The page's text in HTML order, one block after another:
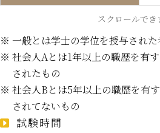
スクロールでき
※ 一般とは学士の学位を授与され
※ 社会人Aとは1年以上の職歴を有
されたもの
※ 社会人Bとは5年以上の職歴を有
されてないもの
試験時間